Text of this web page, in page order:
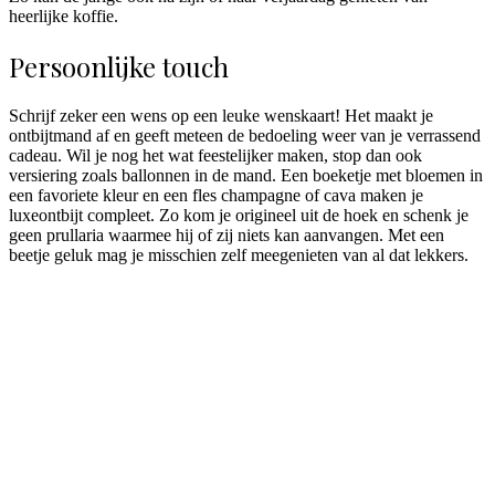
heerlijke koffie.
Persoonlijke touch
Schrijf zeker een wens op een leuke wenskaart! Het maakt je
ontbijtmand af en geeft meteen de bedoeling weer van je verrassend
cadeau. Wil je nog het wat feestelijker maken, stop dan ook
versiering zoals ballonnen in de mand. Een boeketje met bloemen in
een favoriete kleur en een fles champagne of cava maken je
luxeontbijt compleet. Zo kom je origineel uit de hoek en schenk je
geen prullaria waarmee hij of zij niets kan aanvangen. Met een
beetje geluk mag je misschien zelf meegenieten van al dat lekkers.